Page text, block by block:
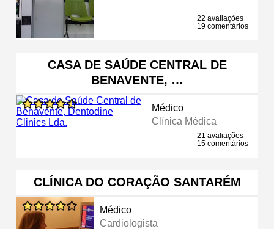
22 avaliações
19 comentários
CASA DE SAÚDE CENTRAL DE
BENAVENTE, …
Médico
Clínica Médica
21 avaliações
15 comentários
CLÍNICA DO CORAÇÃO SANTARÉM
Médico
Cardiologista